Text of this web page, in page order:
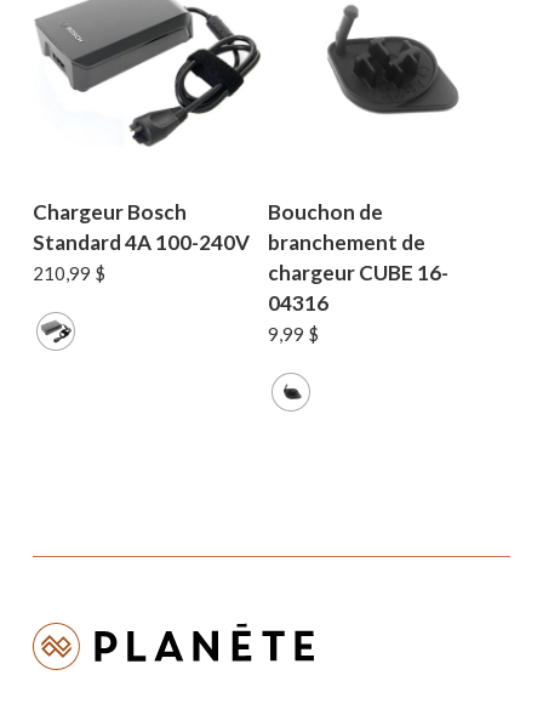
Chargeur Bosch
Standard 4A 100-240V
210,99 $
Bouchon de
branchement de
chargeur CUBE 16-
04316
9,99 $